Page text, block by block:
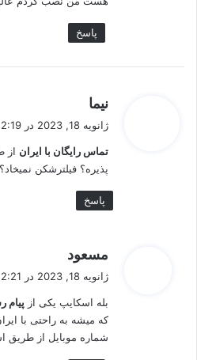
پاسخ
نیما
:
ژانویه 18, 2023 در 2:19 ب.ظ
تماس رایگان با ایران از
پذیره؟ فیلترشکن نمیخاد؟
پاسخ
مسعود
:
ژانویه 18, 2023 در 2:21 ب.ظ
بله اسکایپ یکی از پیام
که میشه به راحتی با
شماره موبایل از طریق